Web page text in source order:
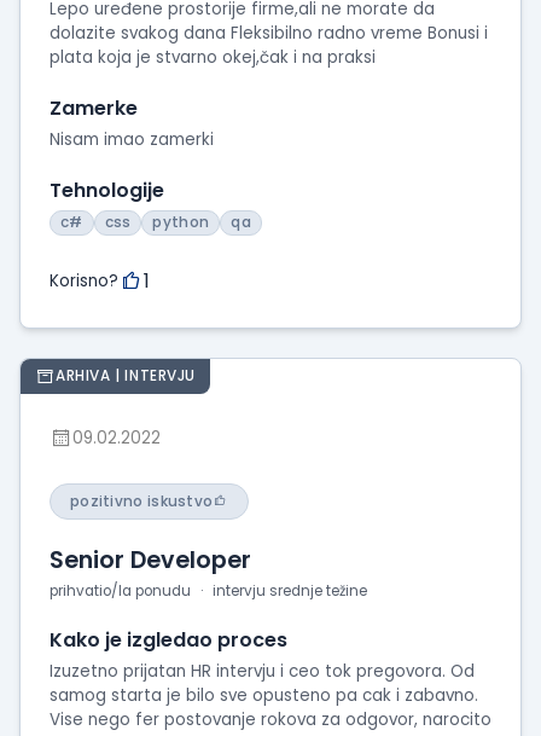
Lepo uređene prostorije firme,ali ne morate da
dolazite svakog dana Fleksibilno radno vreme Bonusi i
plata koja je stvarno okej,čak i na praksi
Zamerke
Nisam imao zamerki
Tehnologije
c# css python qa
Korisno? 1
ARHIVA | INTERVJU
09.02.2022
pozitivno iskustvo
Senior Developer
prihvatio/la ponudu intervju srednje težine
Kako je izgledao proces
Izuzetno prijatan HR intervju i ceo tok pregovora. Od
samog starta je bilo sve opusteno pa cak i zabavno.
Vise nego fer postovanje rokova za odgovor, narocito